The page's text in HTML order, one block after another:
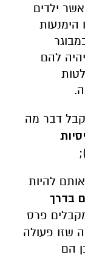
ילדים
הימנעות
להם
דבר מה
להיות
בדרך
פרס
שזו פעולה
הם